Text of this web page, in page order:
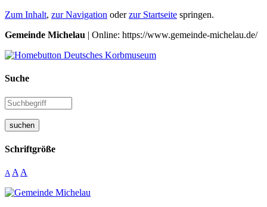
Zum Inhalt, zur Navigation oderzur Startseite springen.
Gemeinde Michelau | Online: https://www.gemeinde-michelau.de/
Suche
suchen
Schriftgröße
A A A